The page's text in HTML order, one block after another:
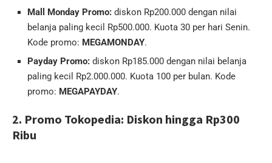
Mall Monday Promo: diskon Rp200.000 dengan nilai
belanja paling kecil Rp500.000. Kuota 30 per hari Senin.
Kode promo: MEGAMONDAY.
Payday Promo: diskon Rp185.000 dengan nilai belanja
paling kecil Rp2.000.000. Kuota 100 per bulan. Kode
promo: MEGAPAYDAY.
2. Promo Tokopedia: Diskon hingga Rp300
Ribu